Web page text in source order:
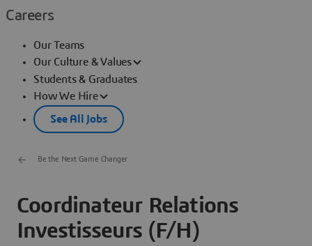
Careers
Our Teams
Our Culture & Values
Students & Graduates
How We Hire
See All Jobs
Be the Next Game Changer
Coordinateur Relations
Investisseurs (F/H)